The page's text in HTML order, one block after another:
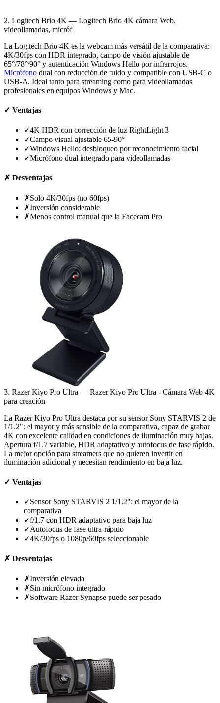
2. Logitech Brio 4K — Logitech Brio 4K cámara Web,
videollamadas, micróf
La Logitech Brio 4K es la webcam más versátil de la comparativa:
4K/30fps con HDR integrado, campo de visión ajustable de
65°/78°/90° y autenticación Windows Hello por infrarrojos.
Micrófono dual con reducción de ruido y compatible con USB-C o
USB-A. Ideal tanto para streaming como para videollamadas
profesionales en equipos Windows y Mac.
✓ Ventajas
✓4K HDR con corrección de luz RightLight 3
✓Campo visual ajustable 65-90°
✓Windows Hello: desbloqueo por reconocimiento facial
✓Micrófono dual integrado para videollamadas
✗ Desventajas
✗Solo 4K/30fps (no 60fps)
✗Inversión considerable
✗Menos control manual que la Facecam Pro
3. Razer Kiyo Pro Ultra — Razer Kiyo Pro Ultra - Cámara Web 4K
para creación
La Razer Kiyo Pro Ultra destaca por su sensor Sony STARVIS 2 de
1/1.2": el mayor y más sensible de la comparativa, capaz de grabar
4K con excelente calidad en condiciones de iluminación muy bajas.
Apertura f/1.7 variable, HDR adaptativo y autofocus de fase rápido.
La mejor opción para streamers que no quieren invertir en
iluminación adicional y necesitan rendimiento en baja luz.
✓ Ventajas
✓Sensor Sony STARVIS 2 1/1.2": el mayor de la
comparativa
✓f/1.7 con HDR adaptativo para baja luz
✓Autofocus de fase ultra-rápido
✓4K/30fps o 1080p/60fps seleccionable
✗ Desventajas
✗Inversión elevada
✗Sin micrófono integrado
✗Software Razer Synapse puede ser pesado